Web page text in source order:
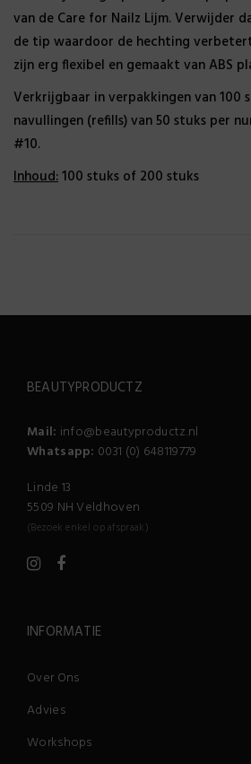
van de Care for Nailz Lijm. Verwijder
de tip waardoor de hechting
zijn erg flexibel en gemaakt van ABS
Verkrijgbaar in verpakkingen van 100
navullingen (refills) van 50 stuks per
#10.
Inhoud:100 stuks of 200 stuks
BEAUTYPRODUCTZ
Mail: info@beautyproductz.nl
Whatsapp: 0031 (0) 648119779
Linde 13
5509 NH Veldhoven
(Bezoek enkel op afspraak)
INFORMATIE
Over Ons
Advies
Workshops